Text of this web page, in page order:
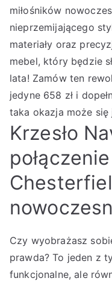
miłośników
nieprzemijającego
materiały oraz
mebel, który będzie
lata! Zamów ten
jedyne 658 zł i
taka okazja może
Krzesło
Czy wyobrażasz
prawda? To jeden z
funkcjonalne, ale